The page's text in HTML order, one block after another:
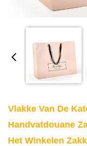
Vlakke Van De
Handvatdouane
Het Winkelen